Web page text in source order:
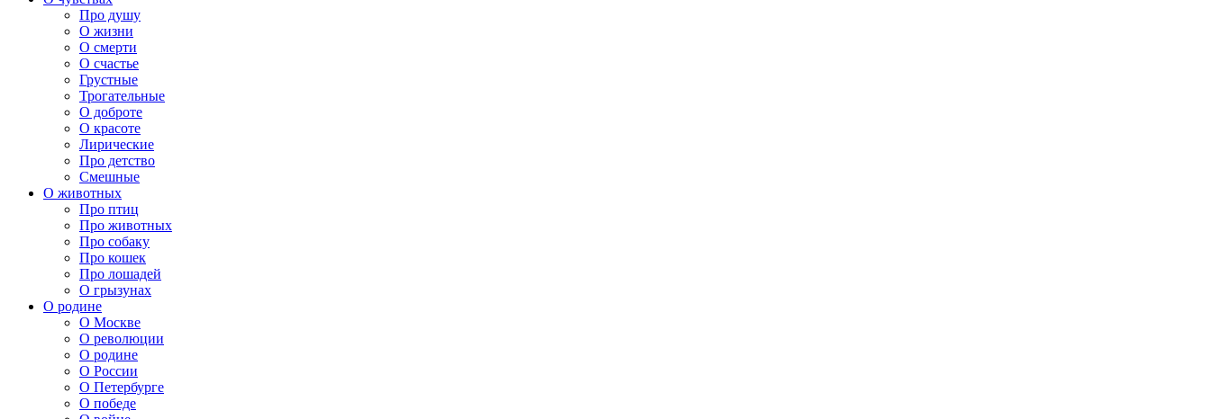
Про душу
О жизни
О смерти
О счастье
Грустные
Трогательные
О доброте
О красоте
Лирические
Про детство
Смешные
О животных
Про птиц
Про животных
Про собаку
Про кошек
Про лошадей
О грызунах
О родине
О Москве
О революции
О родине
О России
О Петербурге
О победе